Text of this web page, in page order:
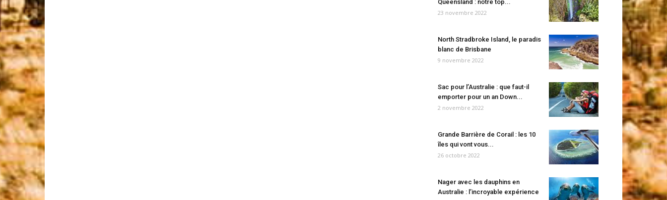
Queensland : notre top...
23 novembre 2022
North Stradbroke Island, le paradis
blanc de Brisbane
9 novembre 2022
Sac pour l’Australie : que faut-il
emporter pour un an Down...
2 novembre 2022
Grande Barrière de Corail : les 10
îles qui vont vous...
26 octobre 2022
Nager avec les dauphins en
Australie : l’incroyable expérience